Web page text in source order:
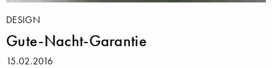
DESIGN
Gute-Nacht-Garantie
15.02.2016